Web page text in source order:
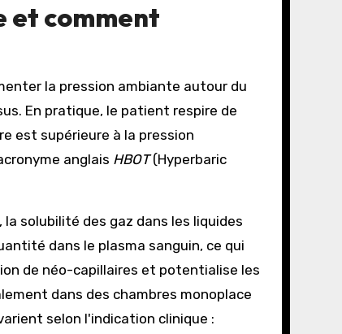
et comment
la pression ambiante autour du
En pratique, le patient respire de
est supérieure à la pression
anglais HBOT(Hyperbaric
solubilité des gaz dans les liquides
dans le plasma sanguin, ce qui
de néo-capillaires et potentialise les
dans des chambres monoplace
selon l'indication clinique :